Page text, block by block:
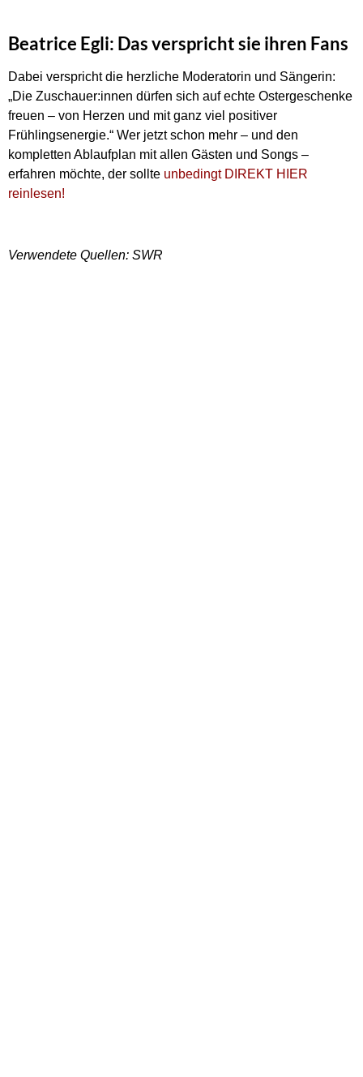
Beatrice Egli: Das verspricht sie ihren Fans
Dabei verspricht die herzliche Moderatorin und Sängerin:
„Die Zuschauer:innen dürfen sich auf echte Ostergeschenke
freuen – von Herzen und mit ganz viel positiver
Frühlingsenergie.“ Wer jetzt schon mehr – und den
kompletten Ablaufplan mit allen Gästen und Songs –
erfahren möchte, der sollte unbedingt DIREKT HIER
reinlesen!
Verwendete Quellen: SWR